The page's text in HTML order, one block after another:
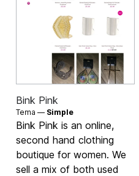
Bink Pink
Tema — Simple
Bink Pink is an online,
second hand clothing
boutique for women. We
sell a mix of both used